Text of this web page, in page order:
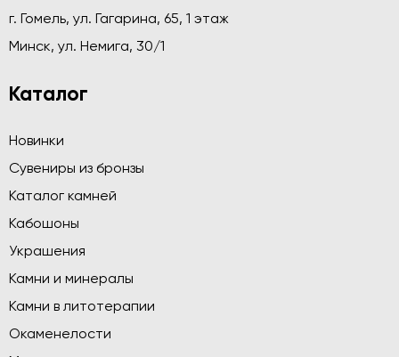
г. Гомель, ул. Гагарина, 65, 1 этаж
Минск, ул. Немига, 30/1
Каталог
Новинки
Сувениры из бронзы
Каталог камней
Кабошоны
Украшения
Камни и минералы
Камни в литотерапии
Окаменелости